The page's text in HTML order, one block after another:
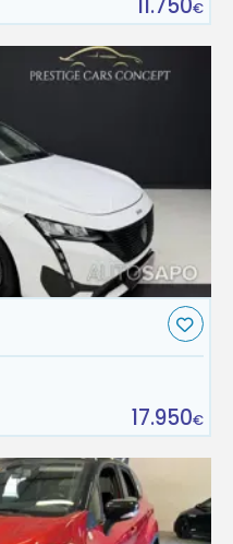
11.750€
17.950€